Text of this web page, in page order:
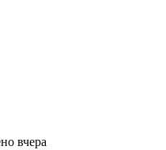
вчера